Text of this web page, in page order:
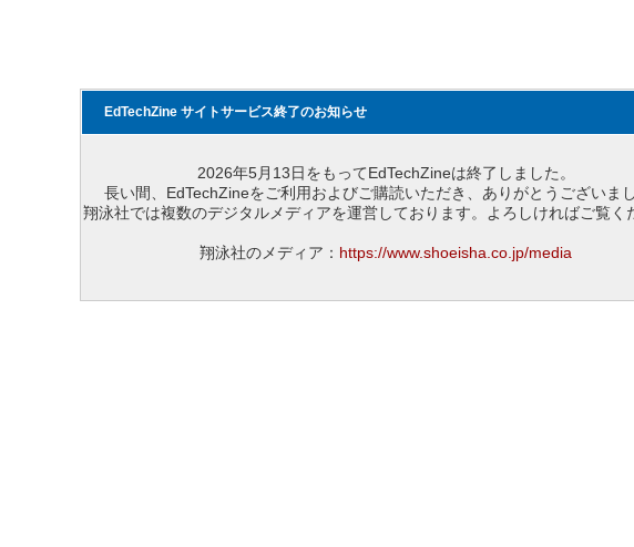
EdTechZine サイトサービス終了のお知らせ
2026年5月13日をもってEdTechZineは終了しました。
長い間、EdTechZineをご利用およびご購読いただき、ありがとうございまし
翔泳社では複数のデジタルメディアを運営しております。よろしければご覧く
翔泳社のメディア： https://www.shoeisha.co.jp/media